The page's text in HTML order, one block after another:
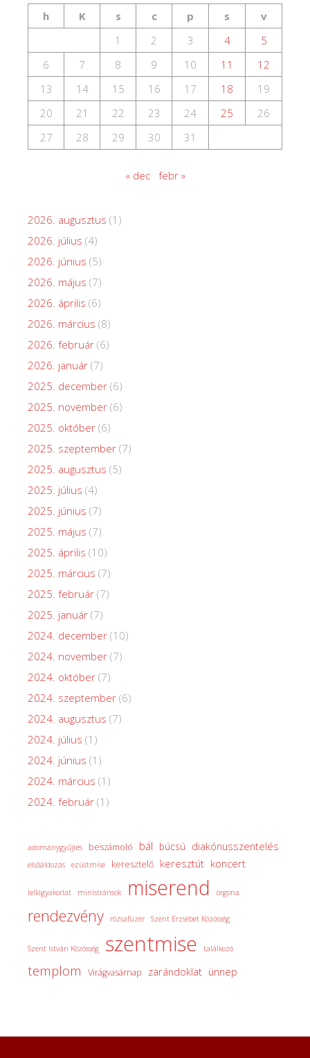
h
K s c p s
v
1
2 3 4
5
6
7 8 9 10 11
12
13
14 15 16 17 18
19
20
21 22 23 24 25
26
27
28 29 30 31
« dec febr »
2026. augusztus (1)
2026. július (4)
2026. június (5)
2026. május (7)
2026. április (6)
2026. március (8)
2026. február (6)
2026. január (7)
2025. december (6)
2025. november (6)
2025. október (6)
2025. szeptember (7)
2025. augusztus (5)
2025. július (4)
2025. június (7)
2025. május (7)
2025. április (10)
2025. március (7)
2025. február (7)
2025. január (7)
2024. december (10)
2024. november (7)
2024. október (7)
2024. szeptember (6)
2024. augusztus (7)
2024. július (1)
2024. június (1)
2024. március (1)
2024. február (1)
adománygyűjtés beszámoló bál búcsú diakónusszentelés
elsőáldozás ezüstmise keresztelő keresztút koncert
lelkigyakorlat ministránsok miserend orgona
rendezvény rózsafüzér Szent Erzsébet Közösség
Szent István Közösség szentmise találkozó
templom Virágvasárnap zarándoklat ünnep